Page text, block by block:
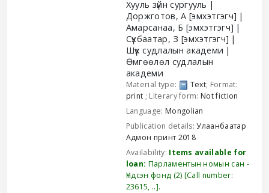
Хууль зүйн сургууль
Доржготов, А [эмхэтгэгч]
Амарсанаа, Б [эмхэтгэгч]
Сүхбаатар, З [эмхэтгэгч]
Шүүх судлалын академи
Өмгөөлөл судлалын
академи
Material type: Text; Format:
print ; Literary form:Not fiction
Language: Mongolian
Publication details:Улаанбаатар
Адмон принт 2018
Availability: Items available for
loan: Парламентын номын сан -
Үндсэн фонд (2) Call number:
23615, .. .